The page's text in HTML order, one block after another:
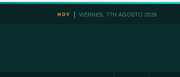
Saltar
HOY VIERNES, 7TH AGOSTO 2026